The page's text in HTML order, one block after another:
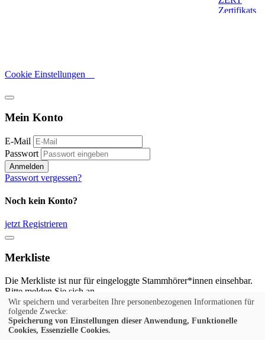
Cookie Einstellungen
Mein Konto
E-Mail
Passwort
Anmelden
Passwort vergessen?
Noch kein Konto?
jetzt Registrieren
Merkliste
Die Merkliste ist nur für eingeloggte Stammhörer*innen einsehbar.
Bitte melden Sie sich an.
Anmelden
Noch kein Konto?
Wir speichern und verarbeiten Ihre personenbezogenen Informationen für
folgende Zwecke:
Speicherung von Einstellungen dieser Anwendung, Funktionelle
Cookies, Essenzielle Cookies.